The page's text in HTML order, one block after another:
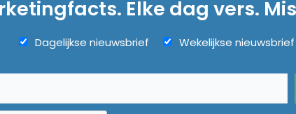
Elke dag vers.
Dagelijkse nieuwsbrief Wekelijkse nieuwsbrief